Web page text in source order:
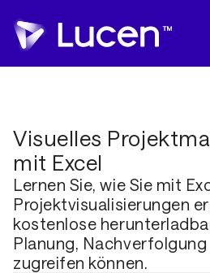
Visuelles
mit Excel
Lernen Sie, wie Sie mit
Projektvisualisierungen
kostenlose
Planung,
zugreifen können.